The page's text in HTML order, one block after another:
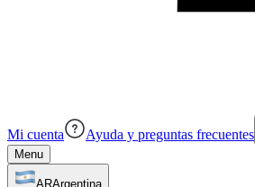
Mi cuenta Ayuda y preguntas frecuentes
Menu
ARArgentina